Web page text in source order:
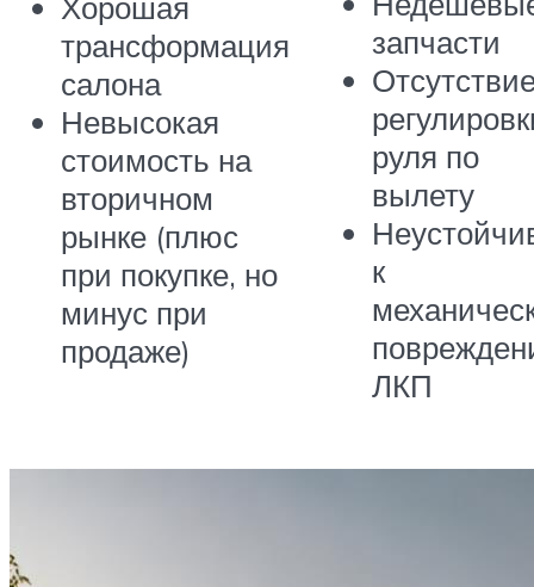
трансформация
салона
Невысокая
стоимость на
вторичном
рынке (плюс
при покупке, но
минус при
продаже)
запчасти
руля по
вылету
к
ЛКП